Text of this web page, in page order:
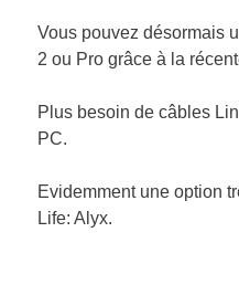
Vous pouvez désormais
2 ou Pro grâce à la
Plus besoin de câbles
PC.
Evidemment une option
Life: Alyx.